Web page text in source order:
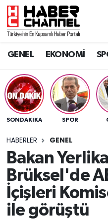
GENEL EKONOMİ
SONDAKIKA SPOR
HABERLER GENEL
Bakan
Brüksel'de
İçişleri
ile görüştü
GENEL
SPOR
SAĞLIK
EĞİTİM
SİYASET
MAGAZİN
Nöbetçi Eczaneler
Trafik Durumu
Süper Lig Puan
Tüm Manşetler
Son Dakika
Haber Arşivi